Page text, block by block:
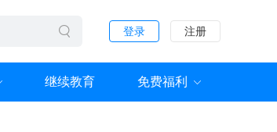
登录 注册
继续教育 免费福利